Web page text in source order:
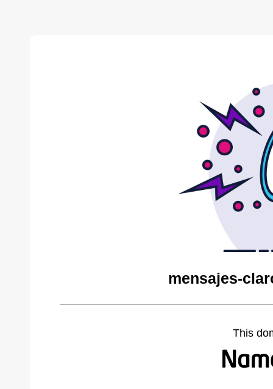
mensajes-
This